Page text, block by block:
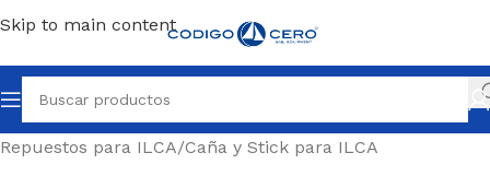
Skip to main content
Inicio/Repuestos para todo tipo de barcos/
Repuestos para ILCA/Caña y Stick para ILCA